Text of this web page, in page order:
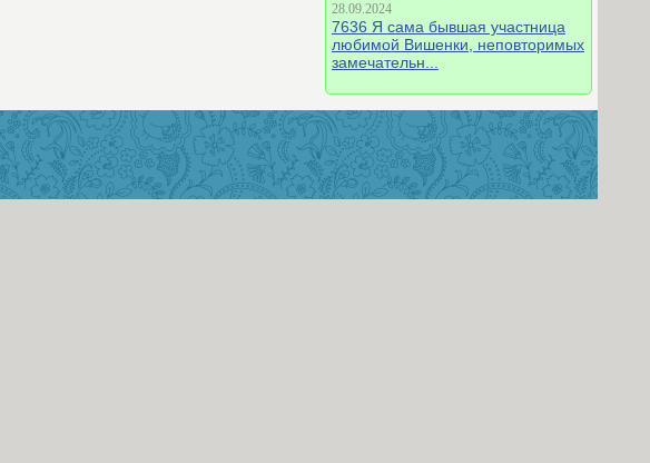
28.09.2024
7636 Я сама бывшая участница
любимой Вишенки, неповторимых
замечательн...